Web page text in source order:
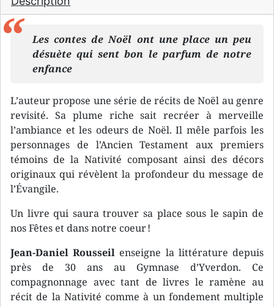
Les contes de Noël ont une place un peu
désuète qui sent bon le parfum de notre
enfance
L’auteur propose une série de récits de Noël au genre
revisité. Sa plume riche sait recréer à merveille
l’ambiance et les odeurs de Noël. Il mêle parfois les
personnages de l’Ancien Testament aux premiers
témoins de la Nativité composant ainsi des décors
originaux qui révèlent la profondeur du message de
l’Évangile.
Un livre qui saura trouver sa place sous le sapin de
nos Fêtes et dans notre coeur !
Jean-Daniel Rousseil enseigne la littérature depuis
près de 30 ans au Gymnase d’Yverdon. Ce
compagnonnage avec tant de livres le ramène au
récit de la Nativité comme à un fondement multiple